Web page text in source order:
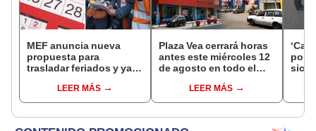
MEF anuncia nueva
propuesta para
trasladar feriados y ya
“Lunes es mejor día”
LEER MÁS
Plaza Vea cerrará horas
antes este miércoles 12
de agosto en todo el
hasta las 7 p.m.
LEER MÁS
por